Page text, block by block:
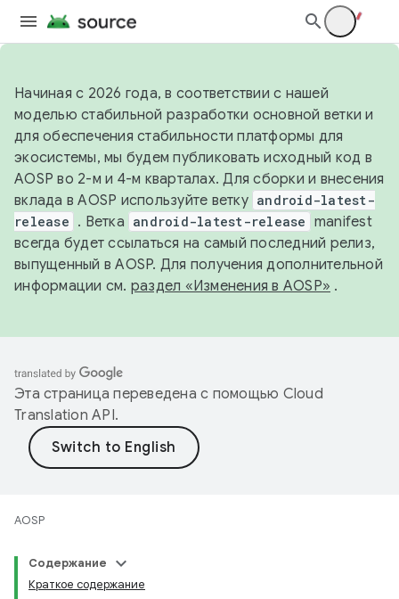
Начиная с 2026 года, в соответствии с нашей
моделью стабильной разработки основной ветки и
для обеспечения стабильности платформы для
экосистемы, мы будем публиковать исходный код в
AOSP во 2-м и 4-м кварталах. Для сборки и внесения
вклада в AOSP используйте ветку android-latest-
release . Ветка android-latest-release manifest
всегда будет ссылаться на самый последний релиз,
выпущенный в AOSP. Для получения дополнительной
информации см. раздел «Изменения в AOSP» .
Эта страница переведена с помощью Cloud
Translation API.
AOSP
Содержание
Краткое содержание